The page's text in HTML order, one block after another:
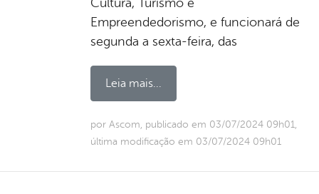
Empreendedorismo, e funcionará de
segunda a sexta-feira, das
Leia mais...
por Ascom, publicado em 03/07/2024 09h01,
última modificação em 03/07/2024 09h01